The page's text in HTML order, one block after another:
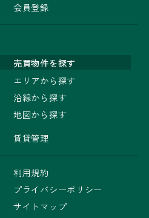
会員登録
売買物件を探す
エリアから探す
沿線から探す
地図から探す
賃貸管理
利用規約
プライバシーポリシー
サイトマップ